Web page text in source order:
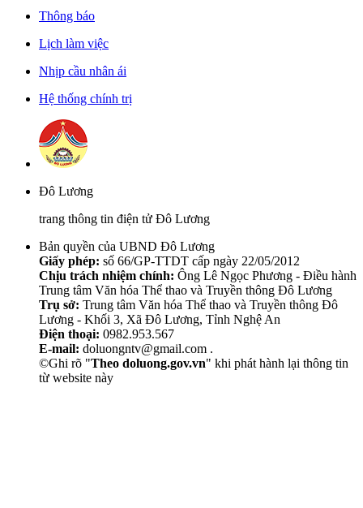
Thông báo
Lịch làm việc
Nhịp cầu nhân ái
Hệ thống chính trị
Đô Lương
trang thông tin điện tử Đô Lương
Bản quyền của UBND Đô Lương
Giấy phép: số 66/GP-TTDT cấp ngày 22/05/2012
Chịu trách nhiệm chính: Ông Lê Ngọc Phương - Điều hành
Trung tâm Văn hóa Thể thao và Truyền thông Đô Lương
Trụ sở: Trung tâm Văn hóa Thể thao và Truyền thông Đô
Lương - Khối 3, Xã Đô Lương, Tỉnh Nghệ An
Điện thoại: 0982.953.567
E-mail: doluongntv@gmail.com .
©Ghi rõ "Theo doluong.gov.vn" khi phát hành lại thông tin
từ website này